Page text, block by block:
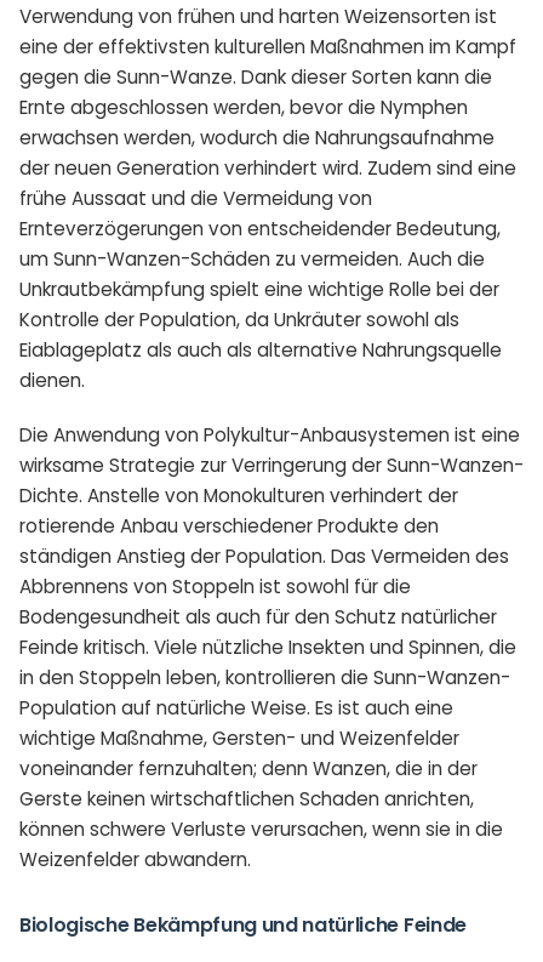
Verwendung von frühen und harten Weizensorten ist
eine der effektivsten kulturellen Maßnahmen im Kampf
gegen die Sunn-Wanze. Dank dieser Sorten kann die
Ernte abgeschlossen werden, bevor die Nymphen
erwachsen werden, wodurch die Nahrungsaufnahme
der neuen Generation verhindert wird. Zudem sind eine
frühe Aussaat und die Vermeidung von
Ernteverzögerungen von entscheidender Bedeutung,
um Sunn-Wanzen-Schäden zu vermeiden. Auch die
Unkrautbekämpfung spielt eine wichtige Rolle bei der
Kontrolle der Population, da Unkräuter sowohl als
Eiablageplatz als auch als alternative Nahrungsquelle
dienen.
Die Anwendung von Polykultur-Anbausystemen ist eine
wirksame Strategie zur Verringerung der Sunn-Wanzen-
Dichte. Anstelle von Monokulturen verhindert der
rotierende Anbau verschiedener Produkte den
ständigen Anstieg der Population. Das Vermeiden des
Abbrennens von Stoppeln ist sowohl für die
Bodengesundheit als auch für den Schutz natürlicher
Feinde kritisch. Viele nützliche Insekten und Spinnen, die
in den Stoppeln leben, kontrollieren die Sunn-Wanzen-
Population auf natürliche Weise. Es ist auch eine
wichtige Maßnahme, Gersten- und Weizenfelder
voneinander fernzuhalten; denn Wanzen, die in der
Gerste keinen wirtschaftlichen Schaden anrichten,
können schwere Verluste verursachen, wenn sie in die
Weizenfelder abwandern.
Biologische Bekämpfung und natürliche Feinde